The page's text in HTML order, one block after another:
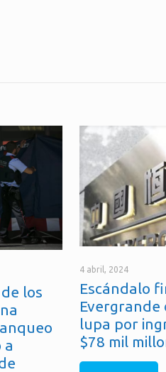
los
a
4 abril, 2024
Escándalo
Evergrande
lupa por
$78 mil